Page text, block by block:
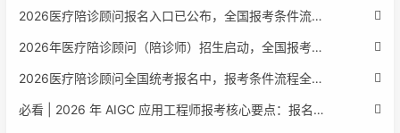
2026医疗陪诊顾问报名入口已公布，全国报考条件流程政策全解析
2026年医疗陪诊顾问（陪诊师）招生启动，全国报考指南附报名官网
2026医疗陪诊顾问全国统考报名中，报考条件流程全攻略附报名入口
必看 | 2026 年 AIGC 应用工程师报考核心要点：报名费用、官网可查、行业认可度、补考规则全盘点